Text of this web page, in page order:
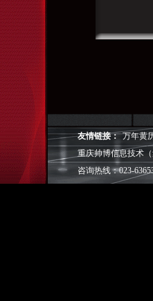
友情链接： 万年黄
重庆帅博信息技术
咨询热线：023-